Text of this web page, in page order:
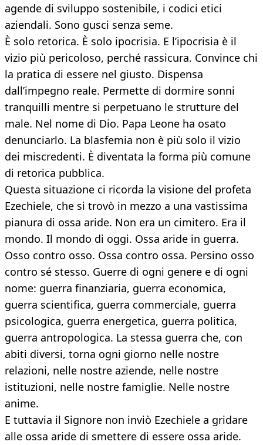
agende di sviluppo sostenibile, i codici etici
aziendali. Sono gusci senza seme.
È solo retorica. È solo ipocrisia. E l’ipocrisia è il
vizio più pericoloso, perché rassicura. Convince chi
la pratica di essere nel giusto. Dispensa
dall’impegno reale. Permette di dormire sonni
tranquilli mentre si perpetuano le strutture del
male. Nel nome di Dio. Papa Leone ha osato
denunciarlo. La blasfemia non è più solo il vizio
dei miscredenti. È diventata la forma più comune
di retorica pubblica.
Questa situazione ci ricorda la visione del profeta
Ezechiele, che si trovò in mezzo a una vastissima
pianura di ossa aride. Non era un cimitero. Era il
mondo. Il mondo di oggi. Ossa aride in guerra.
Osso contro osso. Ossa contro ossa. Persino osso
contro sé stesso. Guerre di ogni genere e di ogni
nome: guerra finanziaria, guerra economica,
guerra scientifica, guerra commerciale, guerra
psicologica, guerra energetica, guerra politica,
guerra antropologica. La stessa guerra che, con
abiti diversi, torna ogni giorno nelle nostre
relazioni, nelle nostre aziende, nelle nostre
istituzioni, nelle nostre famiglie. Nelle nostre
anime.
E tuttavia il Signore non inviò Ezechiele a gridare
alle ossa aride di smettere di essere ossa aride.